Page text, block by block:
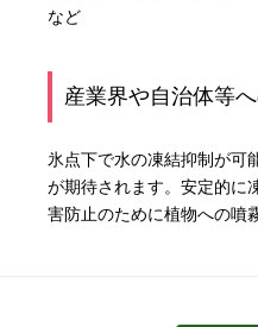
など
産業界や自治体等
氷点下で水の凍結抑制が可
が期待されます。安定的に
害防止のために植物への噴